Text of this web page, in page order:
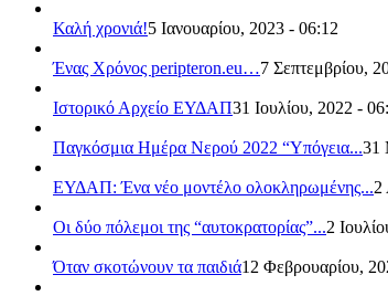
Καλή χρονιά!5 Ιανουαρίου, 2023 - 06:12
Ένας Χρόνος peripteron.eu…7 Σεπτεμβρίου,
Ιστορικό Αρχείο ΕΥΔΑΠ31 Ιουλίου, 2022 -
Παγκόσμια Ημέρα Νερού 2022 “Υπόγεια...31
ΕΥΔΑΠ: Ένα νέο μοντέλο ολοκληρωμένης...2
Οι δύο πόλεμοι της “αυτοκρατορίας”...2
Όταν σκοτώνουν τα παιδιά12 Φεβρουαρίου,